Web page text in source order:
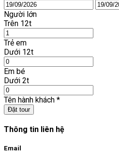
Người lớn
Trên 12t
Trẻ em
Dưới 12t
Em bé
Dưới 2t
Tên hành khách *
Đặt tour
Thông tin liên hệ
Email